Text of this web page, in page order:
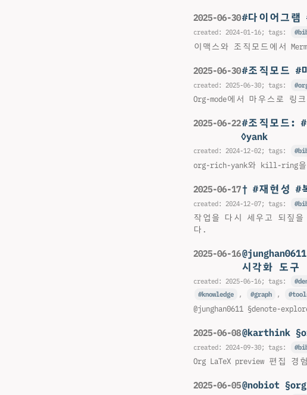
2025-06-30#다이어그램
created: 2024-01-16; tags:
이맥스와 조직모드에서
2025-06-30#조직모드 #
created: 2025-06-30; tags:
Org-mode에서 마우스로
2025-06-22#조직모드:
◊yank
created: 2024-12-02; tags:
org-rich-yank와 kill-ring을
2025-06-17† #재현성 #
created: 2024-12-07; tags:
작업을 다시 세우고 되짚
다.
2025-06-16
시각화 도구
created: 2025-06-16; tags:
knowledge
, graph ,
@junghan0611 §denote-
2025-06-08@karthink
created: 2024-09-30; tags:
Org LaTeX preview 편집
2025-06-05@nobiot